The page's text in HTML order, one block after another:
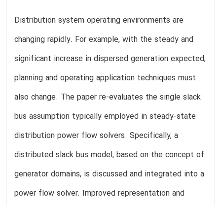
Distribution system operating environments are
changing rapidly. For example, with the steady and
significant increase in dispersed generation expected,
planning and operating application techniques must
also change. The paper re-evaluates the single slack
bus assumption typically employed in steady-state
distribution power flow solvers. Specifically, a
distributed slack bus model, based on the concept of
generator domains, is discussed and integrated into a
power flow solver. Improved representation and